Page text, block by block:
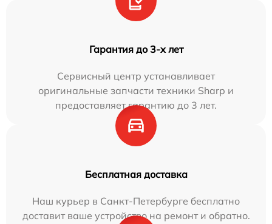
Гарантия до 3-х лет
Сервисный центр устанавливает
оригинальные запчасти техники Sharp и
предоставляет гарантию до 3 лет.
Бесплатная доставка
Наш курьер в Санкт-Петербурге бесплатно
доставит ваше устройство на ремонт и обратно.